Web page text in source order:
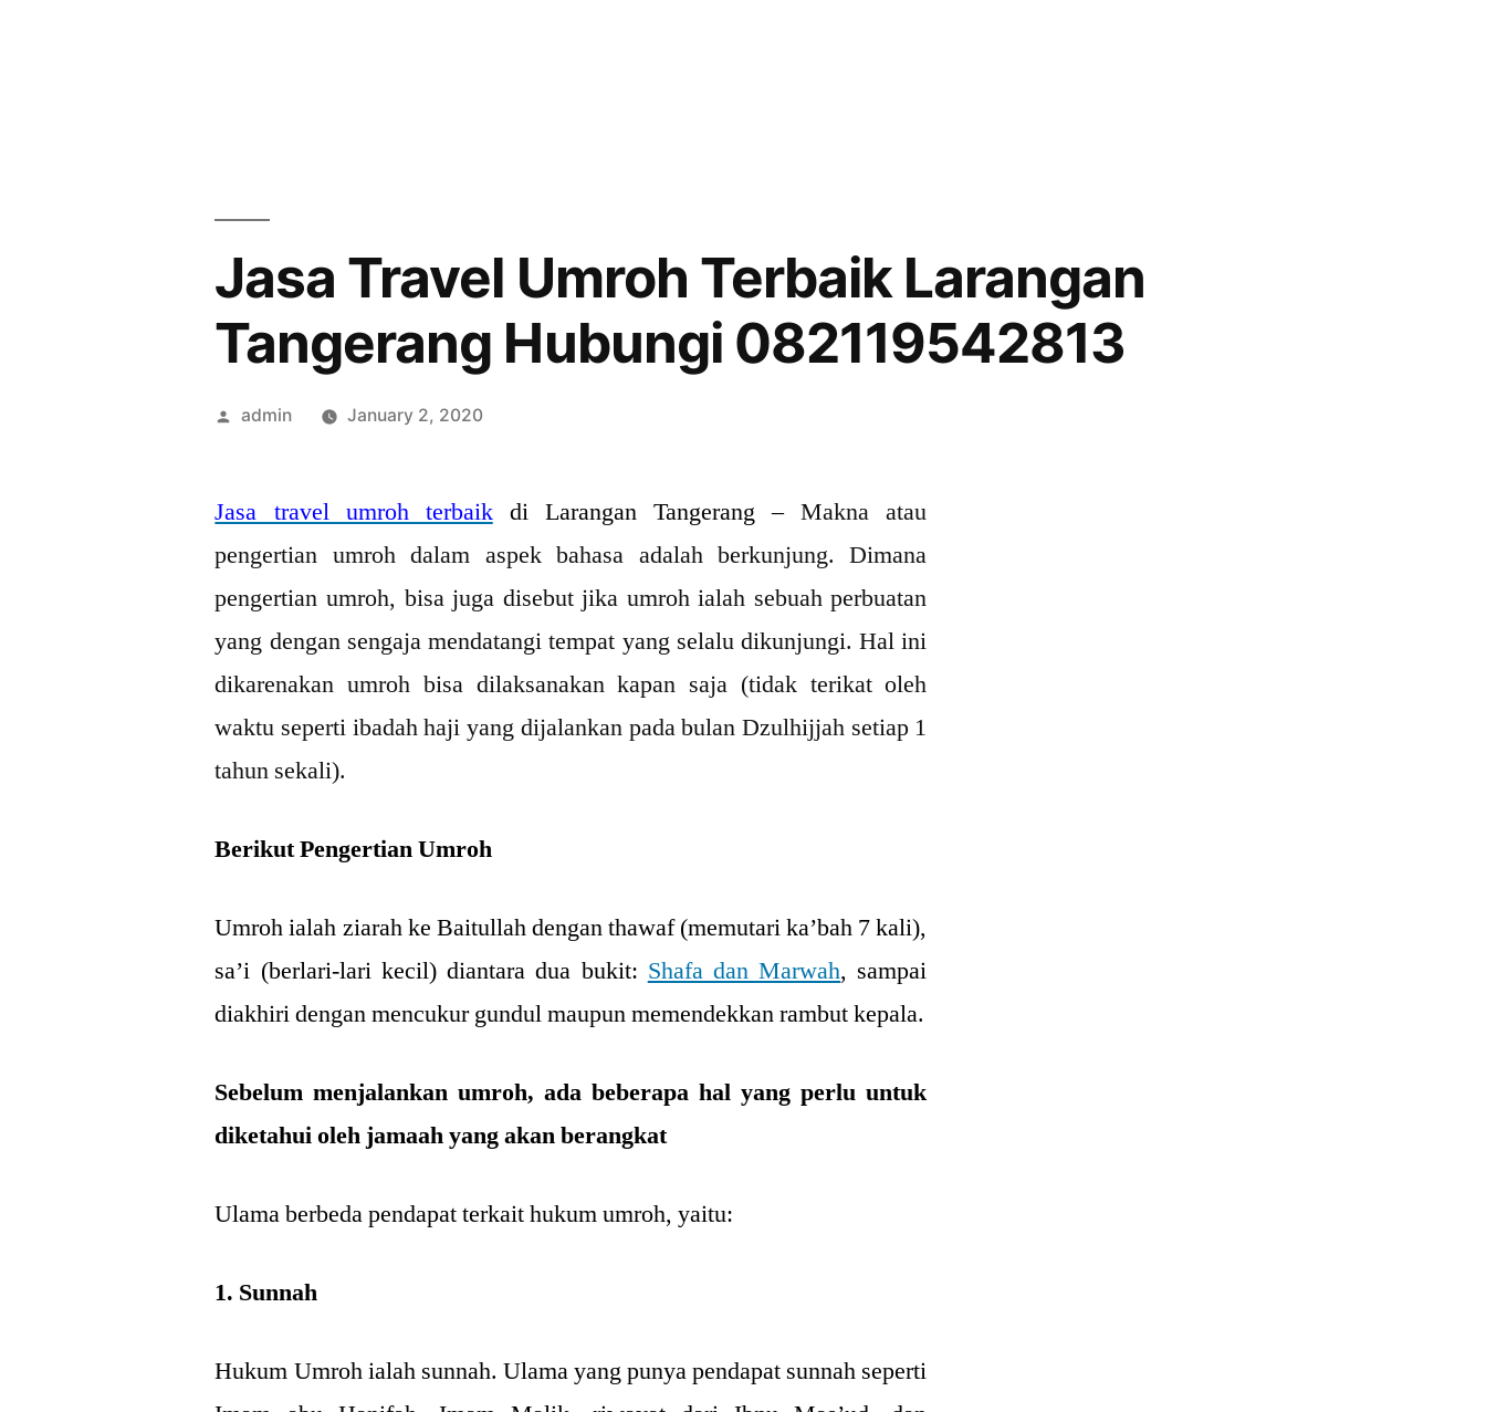
Jasa Travel Umroh Terbaik Larangan
Tangerang Hubungi 082119542813
Posted
admin January 2, 2020
Jasa travel umroh terbaikdi Larangan Tangerang –Makna atau
pengertian umroh dalam aspek bahasa adalah berkunjung. Dimana
pengertian umroh, bisa juga disebut jika umroh ialah sebuah perbuatan
yang dengan sengaja mendatangi tempat yang selalu dikunjungi. Hal ini
dikarenakan umroh bisa dilaksanakan kapan saja (tidak terikat oleh
waktu seperti ibadah haji yang dijalankan pada bulan Dzulhijjah setiap 1
tahun sekali).
Berikut Pengertian Umroh
Umroh ialah ziarah ke Baitullah dengan thawaf (memutari ka’bah 7 kali),
sa’i (berlari-lari kecil) diantara dua bukit: Shafa dan Marwah, sampai
diakhiri dengan mencukur gundul maupun memendekkan rambut kepala.
Sebelum menjalankan umroh, ada beberapa hal yang perlu untuk
diketahui oleh jamaah yang akan berangkat
Ulama berbeda pendapat terkait hukum umroh, yaitu:
1. Sunnah
Hukum Umroh ialah sunnah. Ulama yang punya pendapat sunnah seperti